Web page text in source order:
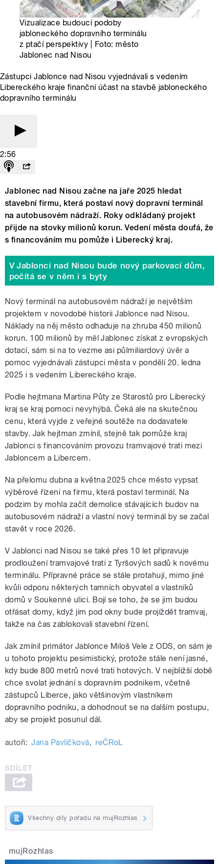
Vizualizace budoucí podoby
jabloneckého dopravního terminálu
z ptačí perspektivy | Foto: město
Jablonec nad Nisou
Zástupci Jablonce nad Nisou vyjednávali s vedením
Libereckého kraje finanční účast na stavbě jabloneckého
dopravního terminálu
2:56
Jablonec nad Nisou začne na jaře 2025 hledat
stavební firmu, která postaví nový dopravní terminál
na autobusovém nádraží. Roky odkládaný projekt
přijde na stovky milionů korun. Vedení města doufá, že
s financováním mu pomůže i Liberecký kraj.
V Jablonci nad Nisou bude nový parkovací dům,
počítá se v něm i s byty
Nový terminál na autobusovém nádraží je největším
projektem v novodobé historii Jablonce nad Nisou.
Náklady na něj město odhaduje na zhruba 450 milionů
korun. 100 milionů by měl Jablonec získat z evropských
dotací, sám si na to vezme asi půlmiliardový úvěr a
pomoc vyjednávali zástupci města v pondělí 20. ledna
2025 i s vedením Libereckého kraje.
Podle hejtmana Martina Půty ze Starostů pro Liberecký
kraj se kraj pomoci nevyhýbá. Čeká ale na skutečnou
cenu, která vyjde z veřejné soutěže na dodavatele
stavby. Jak hejtman zmínil, stejně tak pomůže kraj
Jablonci s financováním provozu tramvajové trati mezi
Jabloncem a Libercem.
Na přelomu dubna a května 2025 chce město vypsat
výběrové řízení na firmu, která postaví terminál. Na
podzim by mohla začít demolice stávajících budov na
autobusovém nádraží a vlastní nový terminál by se začal
stavět v roce 2026.
V Jablonci nad Nisou se také přes 10 let připravuje
prodloužení tramvajové trati z Tyršových sadů k novému
terminálu. Přípravné práce se stále protahují, mimo jiné
kvůli odporu některých tamních obyvatel a vlastníků
domů v Soukenné ulici. Bojí se toho, že se jim budou
otřásat domy, když jim pod okny bude projíždět tramvaj,
takže na čas zablokovali stavební řízení.
Jak zmínil primátor Jablonce Miloš Vele z ODS, on sám je
u tohoto projektu pesimistický, protože stále není jasné,
kdy bude 800 metrů nové trati hotových. V nejbližší době
chce svolat jednání s dopravním podnikem, včetně
zástupců Liberce, jako většinovým vlastníkem
dopravního podniku, a dohodnout se na dalším postupu,
aby se projekt posunul dál.
autoři: Jana Pavlíčková, reČRoL
Všechny díly pořadu na mujRozhlas
mujRozhlas